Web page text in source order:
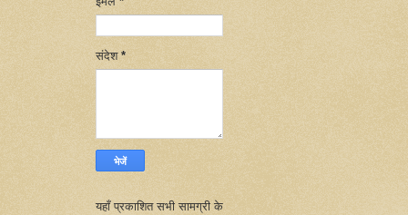
संदेश *
यहाँ प्रकाशित सभी सामग्री के